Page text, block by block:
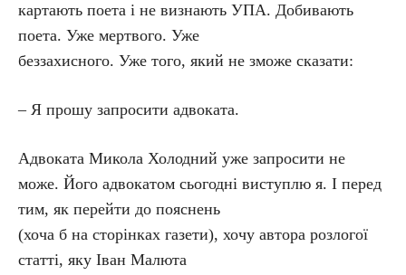
картають поета і не визнають УПА. Добивають
поета. Уже мертвого. Уже
беззахисного. Уже того, який не зможе сказати:
– Я прошу запросити адвоката.
Адвоката Микола Холодний уже запросити не
може. Його адвокатом сьогодні виступлю я. І перед
тим, як перейти до пояснень
(хоча б на сторінках газети), хочу автора розлогої
статті, яку Іван Малюта